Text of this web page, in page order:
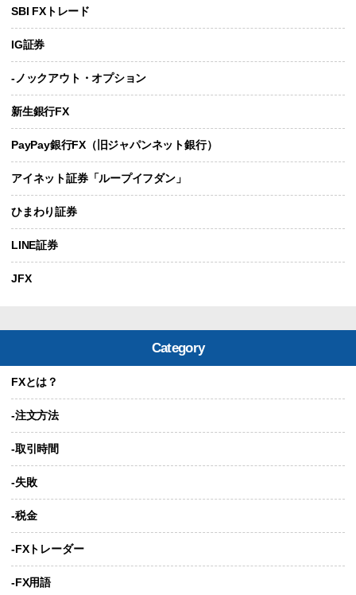
SBI FXトレード
IG証券
-ノックアウト・オプション
新生銀行FX
PayPay銀行FX（旧ジャパンネット銀行）
アイネット証券「ループイフダン」
ひまわり証券
LINE証券
JFX
Category
FXとは？
-注文方法
-取引時間
-失敗
-税金
-FXトレーダー
-FX用語